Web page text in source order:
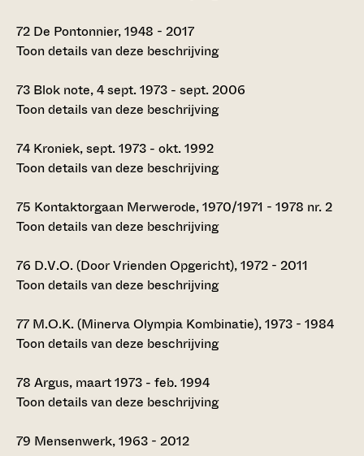
72 De Pontonnier, 1948 - 2017
Toon details van deze beschrijving
73 Blok note, 4 sept. 1973 - sept. 2006
Toon details van deze beschrijving
74 Kroniek, sept. 1973 - okt. 1992
Toon details van deze beschrijving
75 Kontaktorgaan Merwerode, 1970/1971 - 1978 nr. 2
Toon details van deze beschrijving
76 D.V.O. (Door Vrienden Opgericht), 1972 - 2011
Toon details van deze beschrijving
77 M.O.K. (Minerva Olympia Kombinatie), 1973 - 1984
Toon details van deze beschrijving
78 Argus, maart 1973 - feb. 1994
Toon details van deze beschrijving
79 Mensenwerk, 1963 - 2012